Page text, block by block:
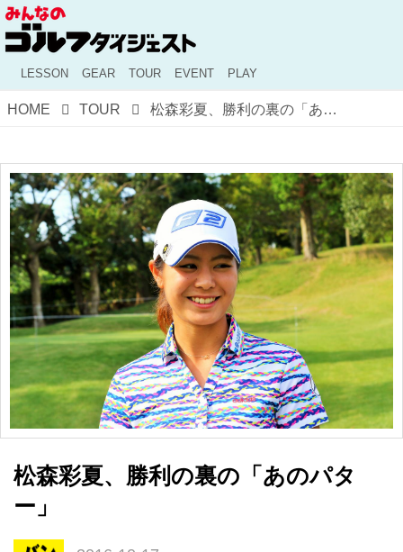
LESSON GEAR TOUR EVENT PLAY
HOME TOUR 松森彩夏、勝利の裏の「あのパター」
松森彩夏、勝利の裏の「あのパタ
ー」